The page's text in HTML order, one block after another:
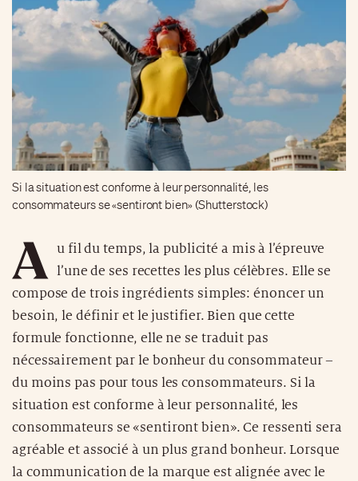
Si la situation est conforme à leur personnalité, les
consommateurs se «sentiront bien» (Shutterstock)
A
u fil du temps, la publicité a mis à l’épreuve
l’une de ses recettes les plus célèbres. Elle se
compose de trois ingrédients simples: énoncer un
besoin, le définir et le justifier. Bien que cette
formule fonctionne, elle ne se traduit pas
nécessairement par le bonheur du consommateur –
du moins pas pour tous les consommateurs. Si la
situation est conforme à leur personnalité, les
consommateurs se «sentiront bien». Ce ressenti sera
agréable et associé à un plus grand bonheur. Lorsque
la communication de la marque est alignée avec le